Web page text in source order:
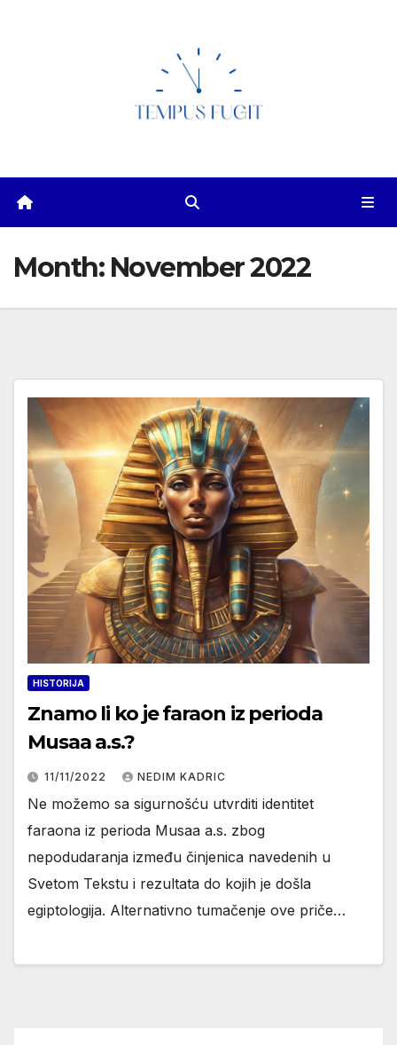
Month: November 2022
HISTORIJA
Znamo li ko je faraon iz perioda
Musaa a.s.?
11/11/2022 NEDIM KADRIC
Ne možemo sa sigurnošću utvrditi identitet
faraona iz perioda Musaa a.s. zbog
nepodudaranja između činjenica navedenih u
Svetom Tekstu i rezultata do kojih je došla
egiptologija. Alternativno tumačenje ove priče…